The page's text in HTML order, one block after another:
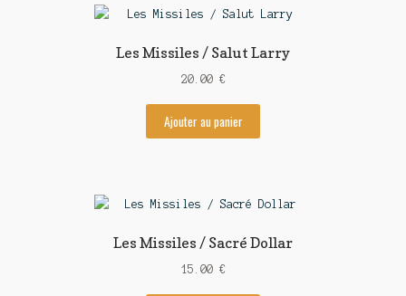
Les Missiles / Salut Larry
20.00 €
Ajouter au panier
Les Missiles / Sacré Dollar
15.00 €